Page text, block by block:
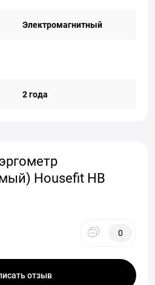
Электромагнитный
2 года
Housefit HB
0
отзыв